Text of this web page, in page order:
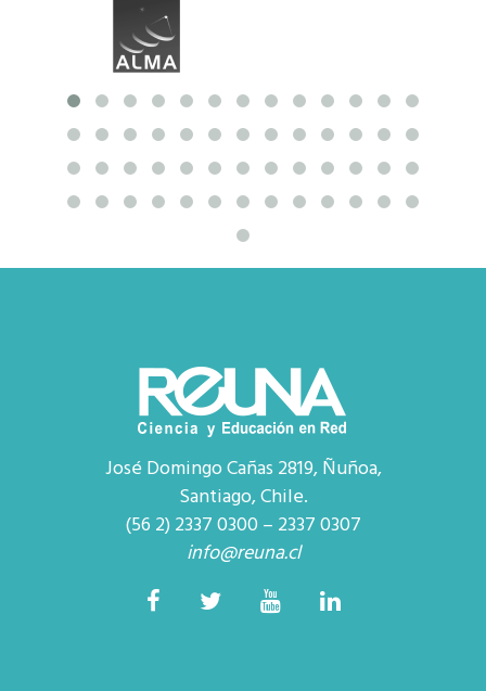
José Domingo Cañas 2819, Ñuñoa,
Santiago, Chile.
(56 2) 2337 0300 – 2337 0307
info@reuna.cl